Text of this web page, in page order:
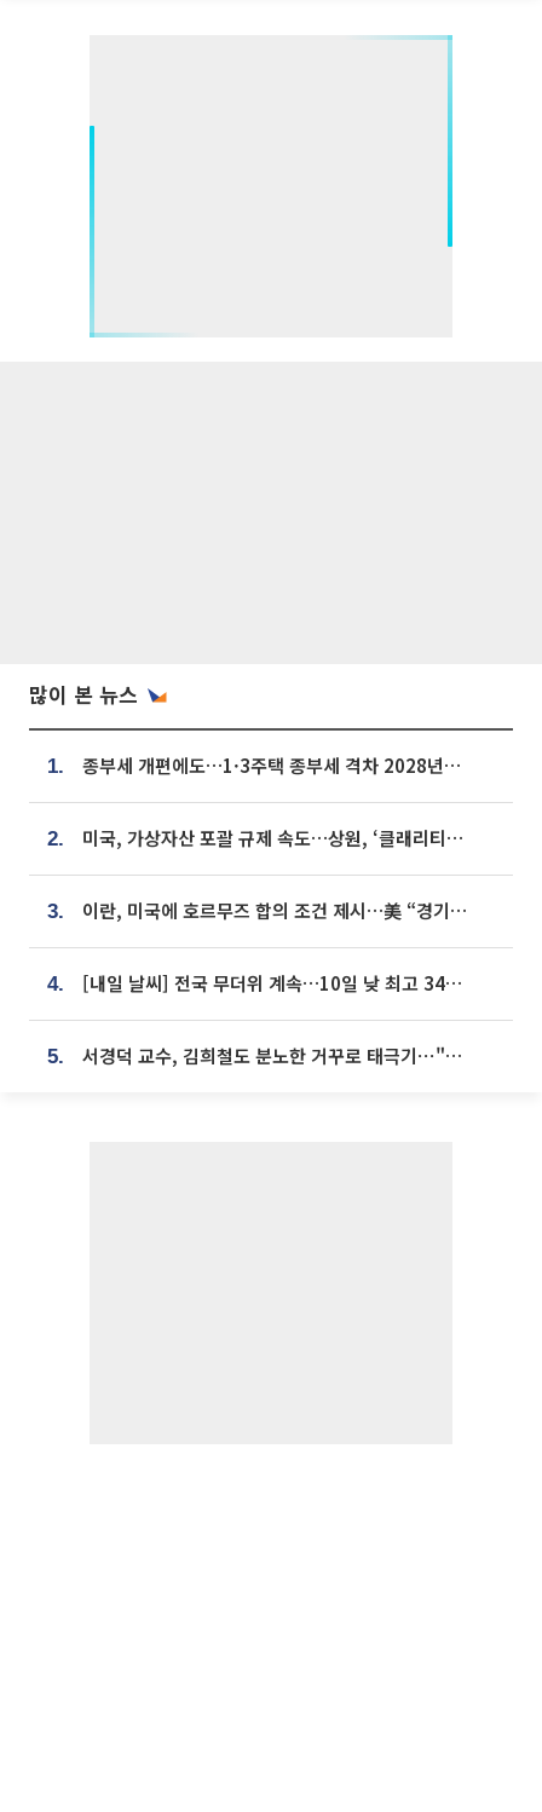
많이 본 뉴스
1. 종부세 개편에도…1·3주택 종부세 격차 2028년부터 확대
2. 미국, 가상자산 포괄 규제 속도…상원, ‘클래리티법’ 9월 절차투표 추진
3. 이란, 미국에 호르무즈 합의 조건 제시…美 “경기 아직 안 끝나” [종합]
4. [내일 날씨] 전국 무더위 계속…10일 낮 최고 34도 육박
5. 서경덕 교수, 김희철도 분노한 거꾸로 태극기⋯"엉터리는 아냐, 아쉬울 뿐"